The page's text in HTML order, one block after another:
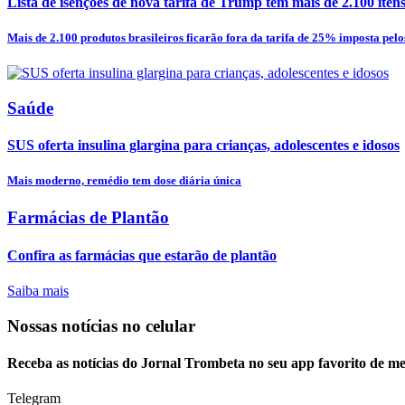
Mais de 2.100 produtos brasileiros ficarão fora da tarifa de 25% imposta
Saúde
SUS oferta insulina glargina para crianças, adolescentes e idosos
Mais moderno, remédio tem dose diária única
Farmácias de Plantão
Confira as farmácias que estarão de plantão
Saiba mais
Nossas notícias no celular
Receba as notícias do Jornal Trombeta no seu app favorito de
Telegram